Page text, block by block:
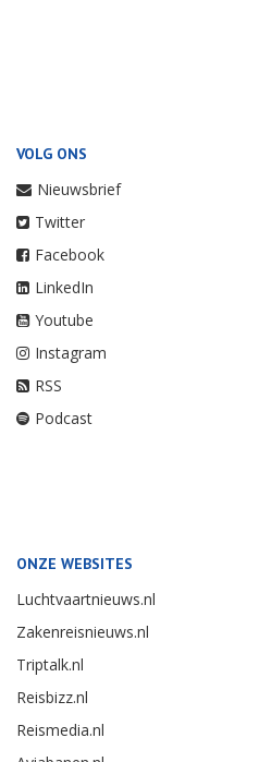
VOLG ONS
Nieuwsbrief
Twitter
Facebook
LinkedIn
Youtube
Instagram
RSS
Podcast
ONZE WEBSITES
Luchtvaartnieuws.nl
Zakenreisnieuws.nl
Triptalk.nl
Reisbizz.nl
Reismedia.nl